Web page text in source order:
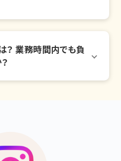
？ 業務時間内でも負